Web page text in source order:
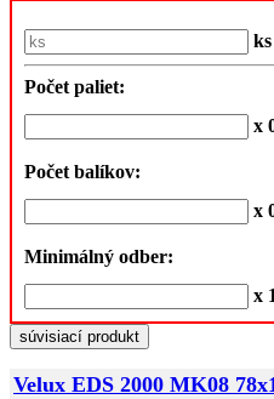
ks
Počet paliet:
x
Počet balíkov:
x
Minimálný odber:
x
súvisiací produkt
Velux EDS 2000 MK08